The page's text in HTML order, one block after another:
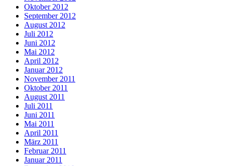
Oktober 2012
September 2012
August 2012
Juli 2012
Juni 2012
Mai 2012
April 2012
Januar 2012
November 2011
Oktober 2011
August 2011
Juli 2011
Juni 2011
Mai 2011
April 2011
März 2011
Februar 2011
Januar 2011